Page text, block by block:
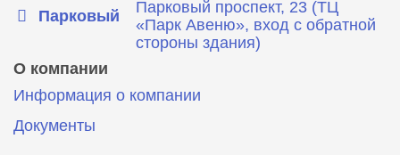
Парковый
Парковый проспект, 23 (ТЦ
«Парк Авеню», вход с обратной
стороны здания)
О компании
Информация о компании
Документы